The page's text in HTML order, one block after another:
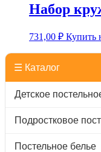
Набор
731,00 ₽ Купить
☰ Каталог
Детское
Подростковое
Постельное белье